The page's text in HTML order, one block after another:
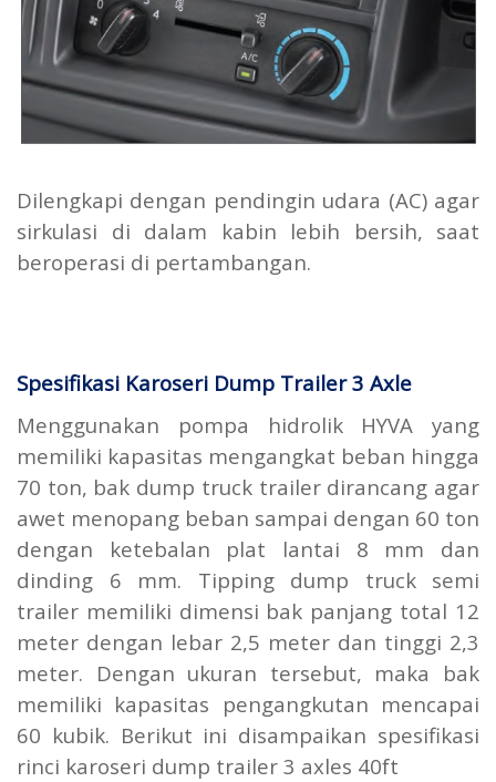
Dilengkapi dengan pendingin udara (AC) agar
sirkulasi di dalam kabin lebih bersih, saat
beroperasi di pertambangan.
Spesifikasi Karoseri Dump Trailer 3 Axle
Menggunakan pompa hidrolik HYVA yang
memiliki kapasitas mengangkat beban hingga
70 ton, bak dump truck trailer dirancang agar
awet menopang beban sampai dengan 60 ton
dengan ketebalan plat lantai 8 mm dan
dinding 6 mm. Tipping dump truck semi
trailer memiliki dimensi bak panjang total 12
meter dengan lebar 2,5 meter dan tinggi 2,3
meter. Dengan ukuran tersebut, maka bak
memiliki kapasitas pengangkutan mencapai
60 kubik. Berikut ini disampaikan spesifikasi
rinci karoseri dump trailer 3 axles 40ft